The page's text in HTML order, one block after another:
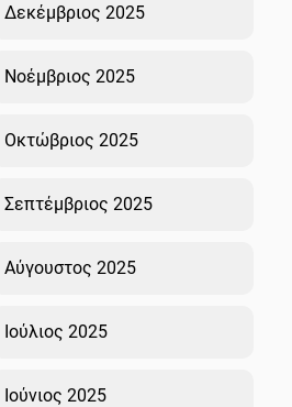
Δεκέμβριος 2025
Νοέμβριος 2025
Οκτώβριος 2025
Σεπτέμβριος 2025
Αύγουστος 2025
Ιούλιος 2025
Ιούνιος 2025